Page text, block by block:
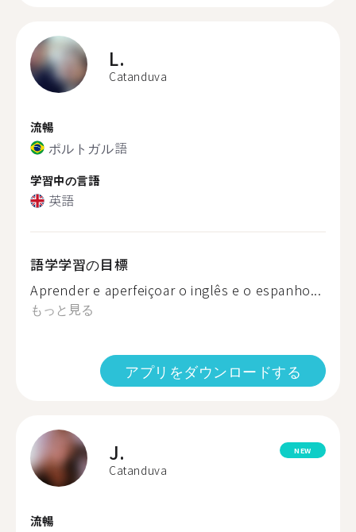
L.
Catanduva
流暢
ポルトガル語
学習中の言語
英語
語学学習の目標
Aprender e aperfeiçoar o inglês e o espanho...
もっと見る
アプリをダウンロードする
J.
Catanduva
NEW
流暢